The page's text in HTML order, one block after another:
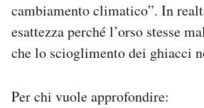
Hai bisogno di aiuto?
Esci
cambiamento climatico”. In
esattezza perché l’orso stesse
che lo scioglimento dei ghiacci
Per chi vuole approfondire: